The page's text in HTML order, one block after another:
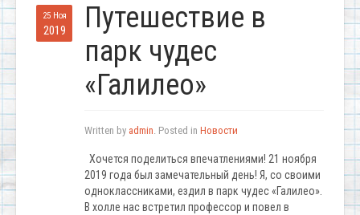
25 Ноя
2019
Путешествие в
парк чудес
«Галилео»
Written by admin. Posted in Новости
Хочется поделиться впечатлениями! 21 ноября
2019 года был замечательный день! Я, со своими
одноклассниками, ездил в парк чудес «Галилео».
В холле нас встретил профессор и повел в